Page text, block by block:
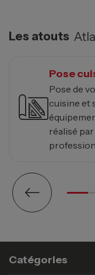
Les atouts
Pose
Pose de
cuisine et
réalisé par
Catégories